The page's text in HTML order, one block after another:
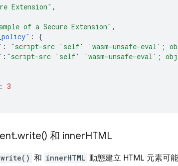
Extension" ,
of a Secure Extension" ,
:
{
: "script-src 'self' 'wasm-unsafe-eval';
: "script-src 'self' 'wasm-unsafe-eval';
: 3
.write() 和 innerHTML
和 innerHTML 動態建立 HTML 元素可